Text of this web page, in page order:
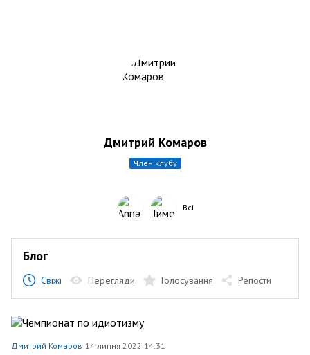
Дмитрий Комаров
член клубу
Всі
Блог
Свіжі Перегляди Голосування Репости
Дмитрий Комаров 14 липня 2022 14:31